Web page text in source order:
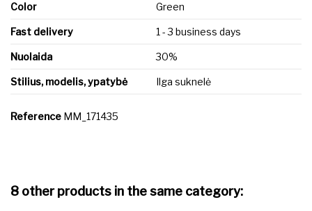
Color Green
Fast delivery 1 - 3 business days
Nuolaida 30%
Stilius, modelis, ypatybė Ilga suknelė
Reference MM_171435
8 other products in the same category: